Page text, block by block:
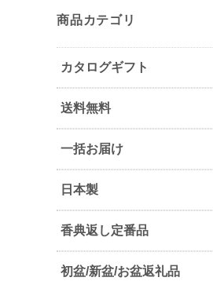
商品カテゴリ
カタログギフト
送料無料
一括お届け
日本製
香典返し定番品
初盆/新盆/お盆返礼品